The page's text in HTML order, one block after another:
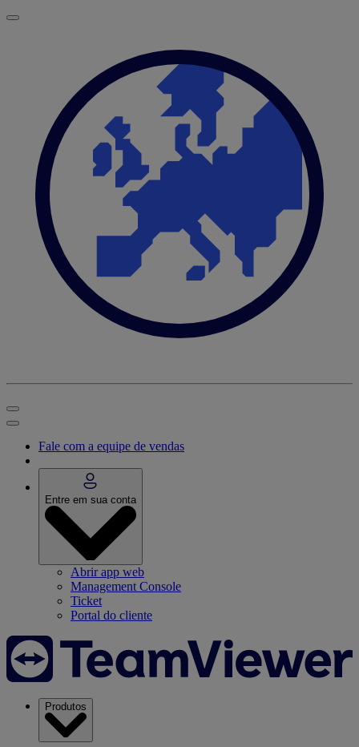
Fale com a equipe de vendas
Entre em sua conta
Abrir app web
Management Console
Ticket
Portal do cliente
Produtos